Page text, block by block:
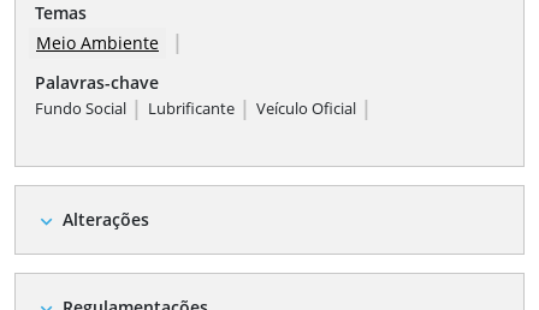
Temas
Meio Ambiente
|
Palavras-chave
Fundo Social | Lubrificante | Veículo Oficial |
expand_more Alterações